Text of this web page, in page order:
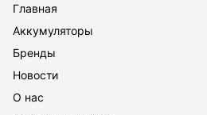
Главная
Аккумуляторы
Бренды
Новости
О нас